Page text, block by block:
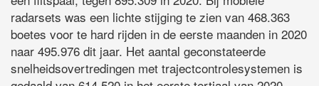
radarsets was een lichte stijging te zien van 468.363
boetes voor te hard rijden in de eerste maanden in 2020
naar 495.976 dit jaar. Het aantal geconstateerde
snelheidsovertredingen met trajectcontrolesystemen is